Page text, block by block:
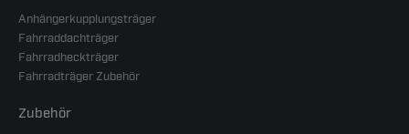
Anhängerkupplungsträger
Fahrraddachträger
Fahrradheckträger
Fahrradträger Zubehör
Zubehör